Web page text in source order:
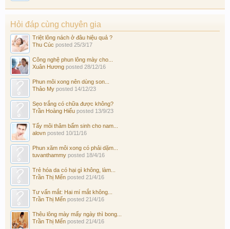
Hỏi đáp cùng chuyên gia
Triệt lông nách ở đâu hiệu quả ?
Thu Cúc posted 25/3/17
Công nghệ phun lông mày cho...
Xuân Hương posted 28/12/16
Phun môi xong nên dùng son...
Thảo My posted 14/12/23
Sẹo trắng có chữa được không?
Trần Hoàng Hiếu posted 13/9/23
Tẩy môi thâm bẩm sinh cho nam...
alovn posted 10/11/16
Phun xăm môi xong có phải dặm...
tuvanthammy posted 18/4/16
Trẻ hóa da có hại gì không, làm...
Trần Thị Mến posted 21/4/16
Tư vấn mắt: Hai mí mắt không...
Trần Thị Mến posted 21/4/16
Thêu lông mày mấy ngày thì bong...
Trần Thị Mến posted 21/4/16